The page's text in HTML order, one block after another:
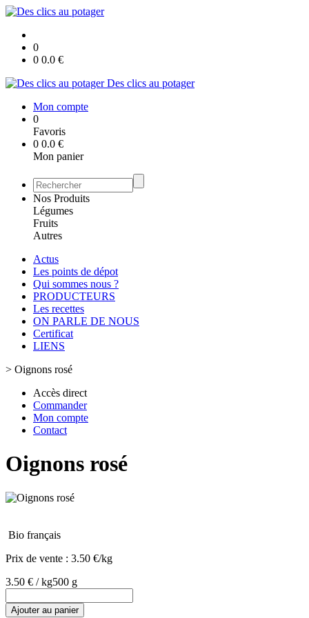
0
0 0.0 €
Des clics au potager
Mon compte
0
Favoris
0 0.0 €
Mon panier
Nos Produits
Légumes
Fruits
Autres
Actus
Les points de dépot
Qui sommes nous ?
PRODUCTEURS
Les recettes
ON PARLE DE NOUS
Certificat
LIENS
> Oignons rosé
Accès direct
Commander
Mon compte
Contact
Oignons rosé
Bio français
Prix de vente : 3.50 €/kg
3.50 € / kg500 g
Ajouter au panier